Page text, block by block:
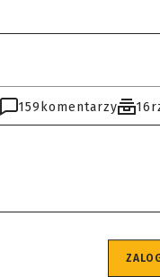
159 komentarzy 16